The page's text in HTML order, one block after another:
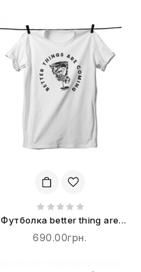
Футболка better thing are
coming
690.00грн.